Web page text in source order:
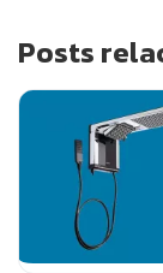
Posts